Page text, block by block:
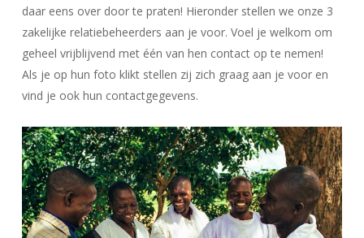
daar eens over door te praten! Hieronder stellen we onze 3
zakelijke relatiebeheerders aan je voor. Voel je welkom om
geheel vrijblijvend met één van hen contact op te nemen!
Als je op hun foto klikt stellen zij zich graag aan je voor en
vind je ook hun contactgegevens.